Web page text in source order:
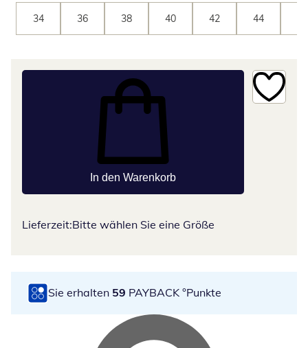
34 36 38 40 42 44
In den Warenkorb
Lieferzeit:Bitte wählen Sie eine Größe
Sie erhalten 59 PAYBACK °Punkte